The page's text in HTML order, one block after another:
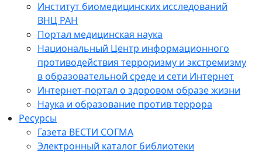
Институт биомедицинских исследований
ВНЦ РАН
Портал медицинская наука
Национальный Центр информационного
противодействия терроризму и экстремизму
в образовательной среде и сети Интернет
Интернет-портал о здоровом образе жизни
Наука и образование против террора
Ресурсы
Газета ВЕСТИ СОГМА
Электронный каталог библиотеки